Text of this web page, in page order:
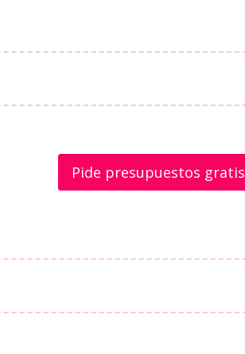
Pide presupuestos gratis